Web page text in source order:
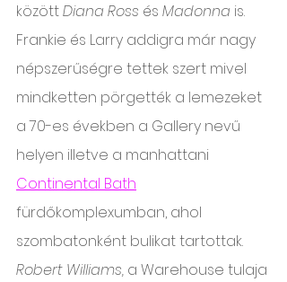
között Diana Ross és Madonna is.
Frankie és Larry addigra már nagy
népszerűségre tettek szert mivel
mindketten pörgették a lemezeket
a 70-es években a Gallery nevű
helyen illetve a manhattani
Continental Bath
fürdőkomplexumban, ahol
szombatonként bulikat tartottak.
Robert Williams, a Warehouse tulaja